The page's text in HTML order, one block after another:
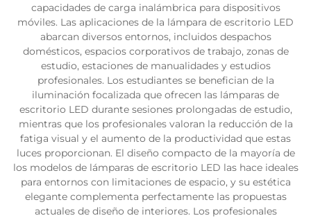
capacidades de carga inalámbrica para dispositivos
móviles. Las aplicaciones de la lámpara de escritorio LED
abarcan diversos entornos, incluidos despachos
domésticos, espacios corporativos de trabajo, zonas de
estudio, estaciones de manualidades y estudios
profesionales. Los estudiantes se benefician de la
iluminación focalizada que ofrecen las lámparas de
escritorio LED durante sesiones prolongadas de estudio,
mientras que los profesionales valoran la reducción de la
fatiga visual y el aumento de la productividad que estas
luces proporcionan. El diseño compacto de la mayoría de
los modelos de lámparas de escritorio LED las hace ideales
para entornos con limitaciones de espacio, y su estética
elegante complementa perfectamente las propuestas
actuales de diseño de interiores. Los profesionales